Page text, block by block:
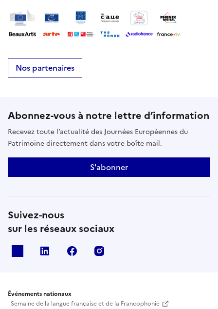
Nos partenaires
Abonnez-vous à notre lettre d’information
Recevez toute l’actualité des Journées Européennes du
Patrimoine directement dans votre boîte mail.
S'abonner
Suivez-nous
sur les réseaux sociaux
Linkedin Facebook
Événements nationaux
Semaine de la langue française et de la Francophonie